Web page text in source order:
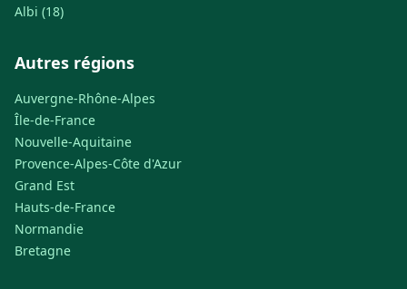
Albi (18)
Autres régions
Auvergne-Rhône-Alpes
Île-de-France
Nouvelle-Aquitaine
Provence-Alpes-Côte d'Azur
Grand Est
Hauts-de-France
Normandie
Bretagne